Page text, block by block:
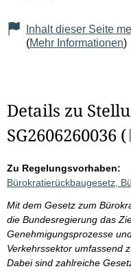
Inhalt dieser Seite
(Mehr Informationen)
Details zu
SG2606260036 (
Zu Regelungsvorhaben:
Bürokratierückbaugesetz,
Mit dem Gesetz zum
die Bundesregierung das
Genehmigungsprozesse
Verkehrssektor umfassend
Dabei sind zahlreiche